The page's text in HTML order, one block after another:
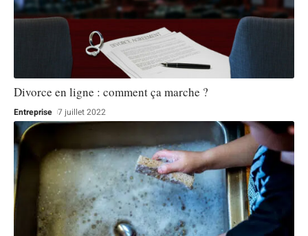
Divorce en ligne : comment ça marche ?
Entreprise 7 juillet 2022